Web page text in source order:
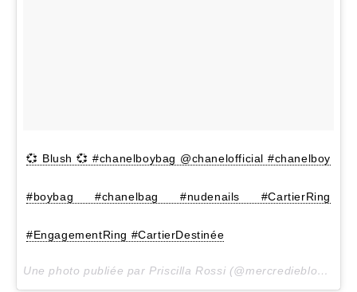
💞 Blush 💞 #chanelboybag @chanelofficial #chanelboy
#boybag #chanelbag #nudenails #CartierRing
#EngagementRing #CartierDestinée
Une photo publiée par Priscilla Rossi (@mercredieblog) le